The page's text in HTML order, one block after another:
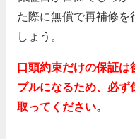
た際に無償で再補修を
しょう。
口頭約束だけの保証
ブルになるため、必ず
取ってください。